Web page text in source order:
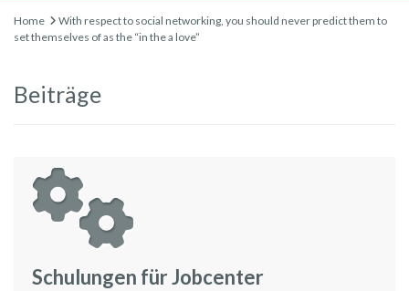
Home
With respect to social networking, you should never predict them to
set themselves of as the “in the a love”
Beiträge
Schulungen für Jobcenter